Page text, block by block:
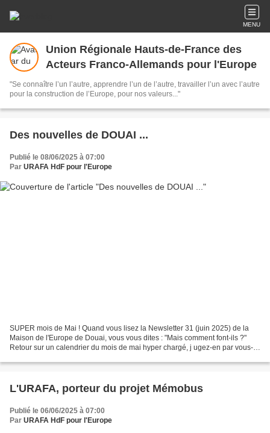
MENU
Union Régionale Hauts-de-France des
Acteurs Franco-Allemands pour l'Europe
"Se connaître l’un l’autre, apprendre l’un de l’autre, travailler l’un avec l’autre
pour la construction de l’Europe, pour nos valeurs..."
Des nouvelles de DOUAI ...
Publié le 08/06/2025 à 07:00
Par URAFA HdF pour l'Europe
SUPER mois de Mai ! Quand vous lisez la Newsletter 31 (juin 2025) de la
Maison de l'Europe de Douai, vous vous dites : "Mais comment font-ils ?"
Retour sur un calendrier du mois de mai hyper chargé, j ugez-en par vous-
L'URAFA, porteur du projet Mémobus
Publié le 06/06/2025 à 07:00
Par URAFA HdF pour l'Europe